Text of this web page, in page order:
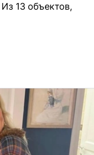
13 объектов,